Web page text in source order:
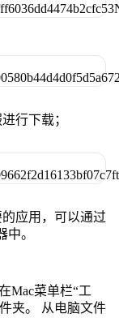
行下载；
应用，可以通过
。
Mac菜单栏“工
夹。 从电脑文件